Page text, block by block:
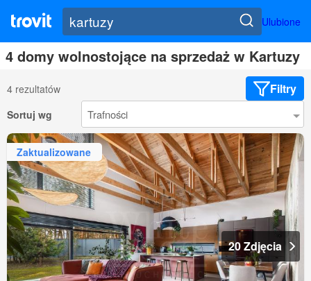
Ulubione
4 domy wolnostojące na sprzedaż w Kartuzy
4 rezultatów Filtry
Sortuj wg
Zaktualizowane
20 Zdjęcia